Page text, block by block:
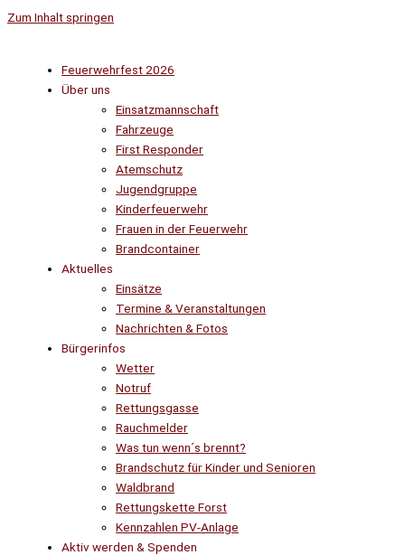
Zum Inhalt springen
Feuerwehrfest 2026
Über uns
Einsatzmannschaft
Fahrzeuge
First Responder
Atemschutz
Jugendgruppe
Kinderfeuerwehr
Frauen in der Feuerwehr
Brandcontainer
Aktuelles
Einsätze
Termine & Veranstaltungen
Nachrichten & Fotos
Bürgerinfos
Wetter
Notruf
Rettungsgasse
Rauchmelder
Was tun wenn´s brennt?
Brandschutz für Kinder und Senioren
Waldbrand
Rettungskette Forst
Kennzahlen PV-Anlage
Aktiv werden & Spenden